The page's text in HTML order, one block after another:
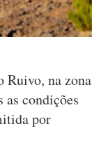
Ruivo, na zona
as condições
por